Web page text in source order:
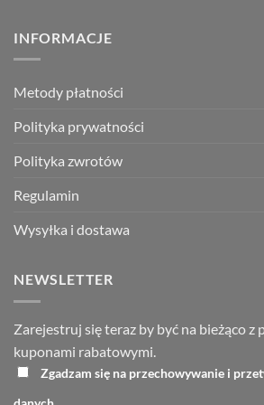
INFORMACJE
Metody płatności
Polityka prywatności
Polityka zwrotów
Regulamin
Wysyłka i dostawa
NEWSLETTER
Zarejestruj się teraz by być na bieżąco z
kuponami rabatowymi.
Zgadzam się na przechowywanie i